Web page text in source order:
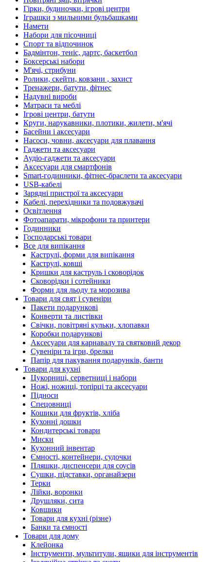
Гірки, будиночки, ігрові центри
Іграшки з мильними бульбашками
Намети
Набори для пісочниці
Спорт та відпочинок
Бадмінтон, теніс, дартс, баскетбол
Боксерські набори
М'ячі, стрибуни
Ролики, скейти, ковзани , захист
Тренажери, батути, фітнес
Надувні вироби
Матраси та меблі
Ігрові центри, батути
Круги, нарукавники, плотики, жилети, м'ячі
Басейни і аксесуари
Насоси, човни, аксесуари для плавання
Гаджети та аксесуари
Аудіо-гаджети та аксесуари
Аксесуари для смартфонів
Smart-годинники, фітнес-браслети та аксесуари
USB-кабелі
Зарядні пристрої та аксесуари
Кабелі, перехідники та подовжувачі
Освітлення
Фотоапарати, мікрофони та принтери
Годинники
Господарські товари
Все для випікання
Каструлі, форми для випікання
Каструлі, ковші
Кришки для каструль і сковорідок
Сковорідки і сотейники
Форми для льоду та морозива
Товари для свят і сувеніри
Пакети подарункові
Конверти та листівки
Свічки, повітряні кульки, хлопавки
Коробки подарункові
Аксесуари для карнавалу та святковий декор
Сувеніри та ігри, брелки
Папір для пакування подарунків, банти
Товари для кухні
Цукорниці, серветниці і набори
Ножі, ножиці, топірці та аксесуари
Підноси
Спецовниці
Кошики для фруктів, хліба
Кухонні дошки
Кондитерські товари
Миски
Кухонний інвентар
Ємності, контейнери, судочки
Пляшки, диспенсери для соусів
Сушки, підставки, органайзери
Терки
Лійки, воронки
Друшляки, сита
Ковшики
Товари для кухні (різне)
Банки та ємності
Товари для дому
Клейонка
Інструменти, мультитули, ящики для інструментів